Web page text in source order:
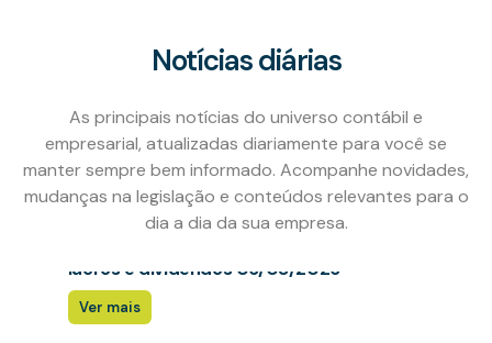
Notícias diárias
As principais notícias do universo contábil e
empresarial, atualizadas diariamente para você se
manter sempre bem informado. Acompanhe novidades,
mudanças na legislação e conteúdos relevantes para o
dia a dia da sua empresa.
ICMS/SP: Importação de Mercadoria -
Pagamento Antecipado ao Fornecedor -
Ver mais
Receita Federal orienta sobre os
procedimentos para o recolhimento do
lucros e dividendos 06/08/2026
Ver mais